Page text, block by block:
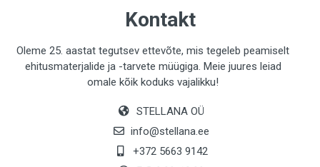
Kontakt
Oleme 25. aastat tegutsev ettevõte, mis tegeleb peamiselt
ehitusmaterjalide ja -tarvete müügiga. Meie juures leiad
omale kõik koduks vajalikku!
STELLANA OÜ
info@stellana.ee
+372 5663 9142